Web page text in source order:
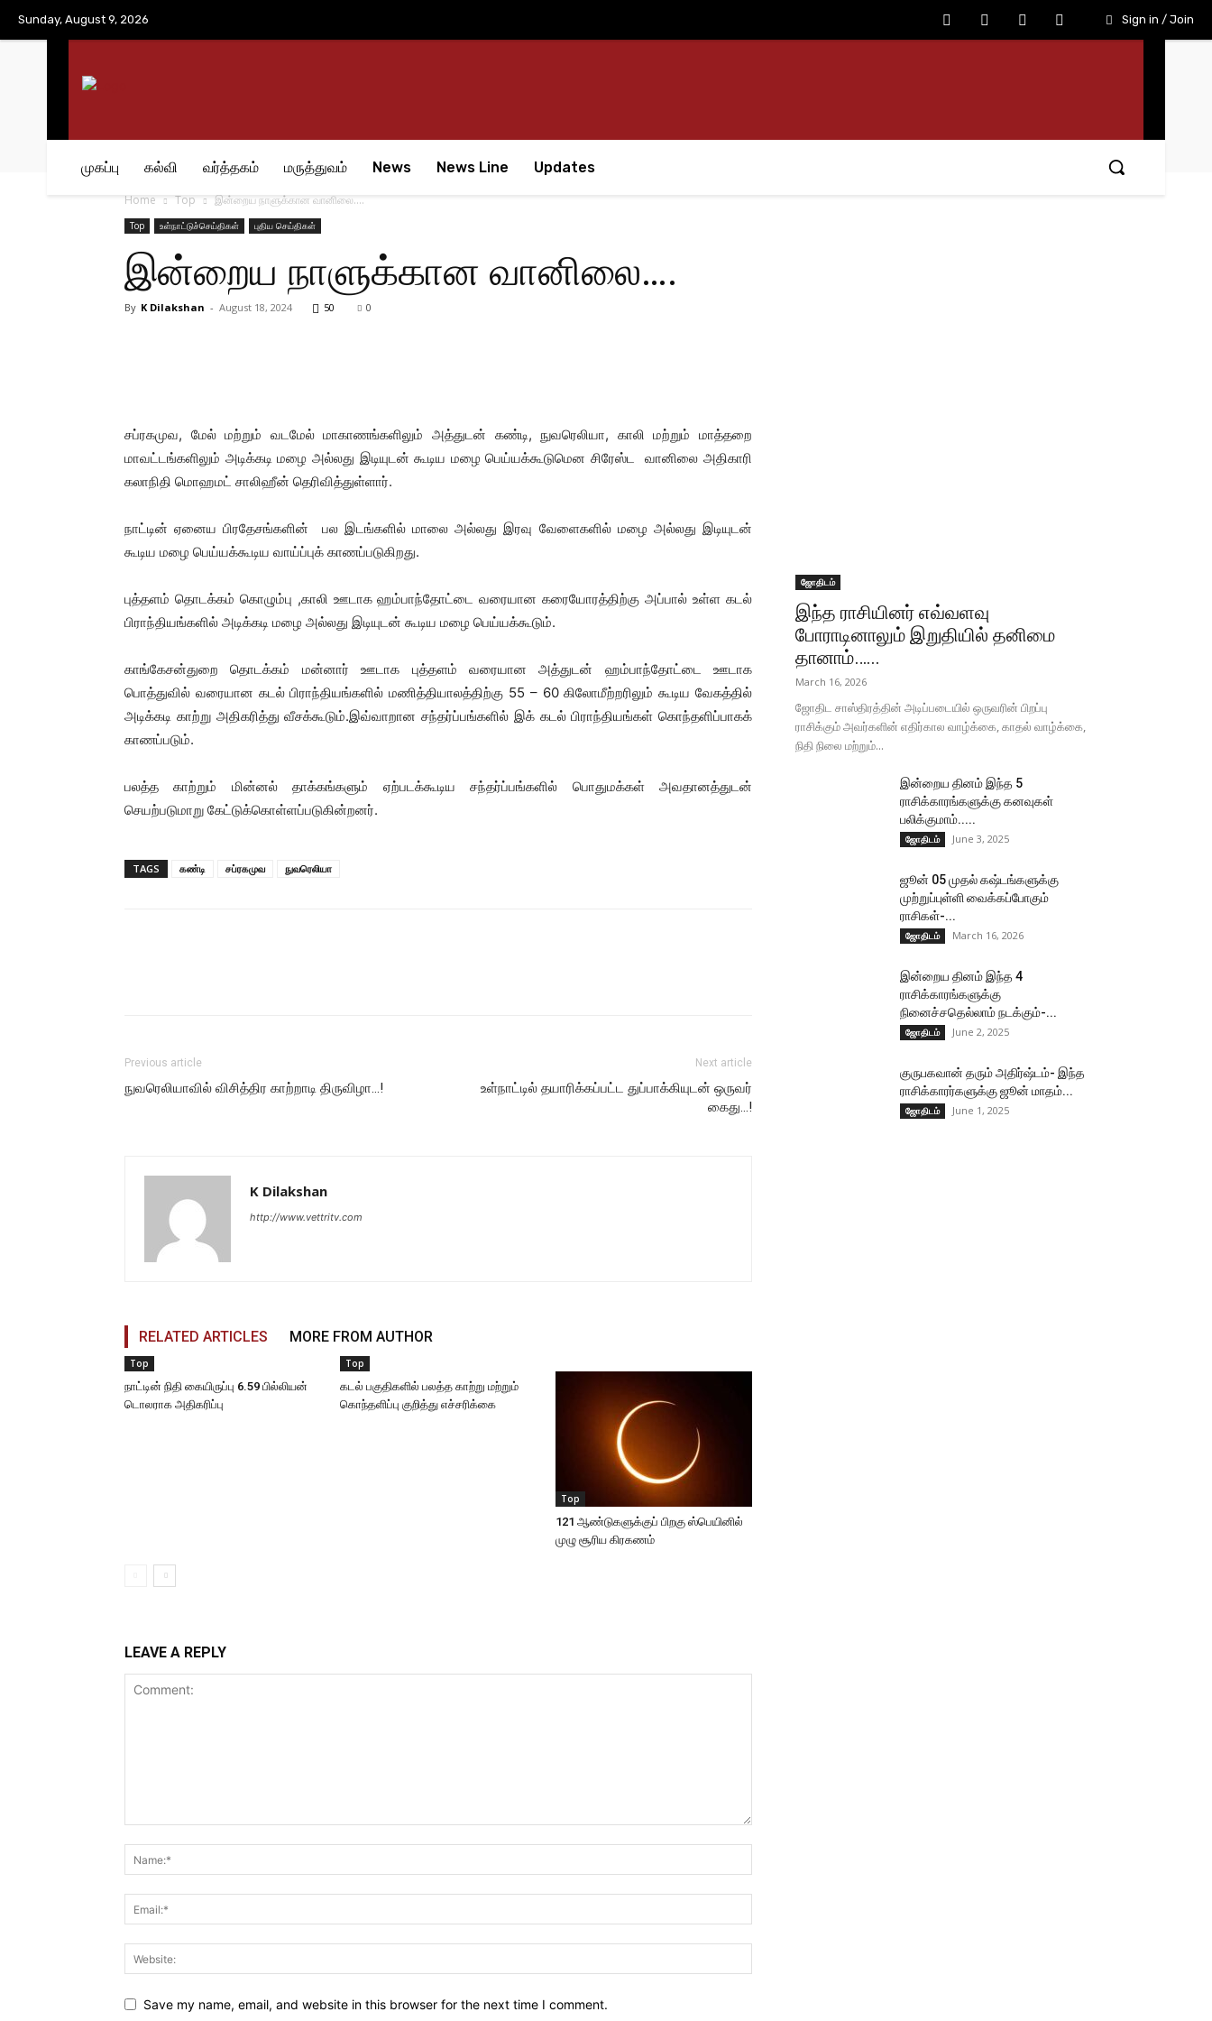
Sunday, August 9, 2026 Sign in / Join
முகப்பு கல்வி வர்த்தகம் மருத்துவம் News News Line Updates
Home Top இன்றைய நாளுக்கான வானிலை….
Top உள்நாட்டுச்செய்திகள் புதிய செய்திகள்
இன்றைய நாளுக்கான வானிலை….
By K Dilakshan - August 18, 2024 50 0
சப்ரகமுவ, மேல் மற்றும் வடமேல் மாகாணங்களிலும் அத்துடன் கண்டி, நுவரெலியா, காலி மற்றும் மாத்தறை
மாவட்டங்களிலும் அடிக்கடி மழை அல்லது இடியுடன் கூடிய மழை பெய்யக்கூடுமென சிரேஸ்ட வானிலை அதிகாரி
கலாநிதி மொஹமட் சாலிஹீன் தெரிவித்துள்ளார்.
நாட்டின் ஏனைய பிரதேசங்களின் பல இடங்களில் மாலை அல்லது இரவு வேளைகளில் மழை அல்லது இடியுடன்
கூடிய மழை பெய்யக்கூடிய வாய்ப்புக் காணப்படுகிறது.
புத்தளம் தொடக்கம் கொழும்பு ,காலி ஊடாக ஹம்பாந்தோட்டை வரையான கரையோரத்திற்கு அப்பால் உள்ள கடல்
பிராந்தியங்களில் அடிக்கடி மழை அல்லது இடியுடன் கூடிய மழை பெய்யக்கூடும்.
காங்கேசன்துறை தொடக்கம் மன்னார் ஊடாக புத்தளம் வரையான அத்துடன் ஹம்பாந்தோட்டை ஊடாக
பொத்துவில் வரையான கடல் பிராந்தியங்களில் மணித்தியாலத்திற்கு 55 – 60 கிலோமீற்றரிலும் கூடிய வேகத்தில்
அடிக்கடி காற்று அதிகரித்து வீசக்கூடும்.இவ்வாறான சந்தர்ப்பங்களில் இக் கடல் பிராந்தியங்கள் கொந்தளிப்பாகக்
காணப்படும்.
பலத்த காற்றும் மின்னல் தாக்கங்களும் ஏற்படக்கூடிய சந்தர்ப்பங்களில் பொதுமக்கள் அவதானத்துடன்
செயற்படுமாறு கேட்டுக்கொள்ளப்படுகின்றனர்.
TAGS கண்டி சப்ரகமுவ நுவரெலியா
Previous article
நுவரெலியாவில் விசித்திர காற்றாடி திருவிழா…!
Next article
உள்நாட்டில் தயாரிக்கப்பட்ட துப்பாக்கியுடன் ஒருவர்
கைது…!
K Dilakshan
http://www.vettritv.com
RELATED ARTICLES MORE FROM AUTHOR
Top
நாட்டின் நிதி கையிருப்பு 6.59 பில்லியன்
டொலராக அதிகரிப்பு
Top
கடல் பகுதிகளில் பலத்த காற்று மற்றும்
கொந்தளிப்பு குறித்து எச்சரிக்கை
Top
121 ஆண்டுகளுக்குப் பிறகு ஸ்பெயினில்
முழு சூரிய கிரகணம்
LEAVE A REPLY
Save my name, email, and website in this browser for the next time I comment.
ஜோதிடம்
இந்த ராசியினர் எவ்வளவு
போராடினாலும் இறுதியில் தனிமை
தானாம்…...
March 16, 2026
ஜோதிட சாஸ்திரத்தின் அடிப்படையில் ஒருவரின் பிறப்பு
ராசிக்கும் அவர்களின் எதிர்கால வாழ்க்கை, காதல் வாழ்க்கை,
நிதி நிலை மற்றும்...
இன்றைய தினம் இந்த 5
ராசிக்காரங்களுக்கு கனவுகள்
பலிக்குமாம்.....
ஜோதிடம் June 3, 2025
ஜூன் 05 முதல் கஷ்டங்களுக்கு
முற்றுப்புள்ளி வைக்கப்போகும்
ராசிகள்-...
ஜோதிடம் March 16, 2026
இன்றைய தினம் இந்த 4
ராசிக்காரங்களுக்கு
நினைச்சதெல்லாம் நடக்கும்-...
ஜோதிடம் June 2, 2025
குருபகவான் தரும் அதிர்ஷ்டம்- இந்த
ராசிக்காரர்களுக்கு ஜூன் மாதம்...
ஜோதிடம் June 1, 2025